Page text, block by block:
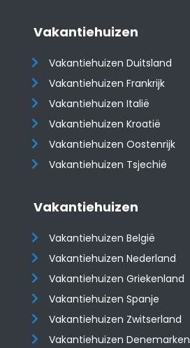
Vakantiehuizen
Vakantiehuizen Duitsland
Vakantiehuizen Frankrijk
Vakantiehuizen Italië
Vakantiehuizen Kroatië
​​​​​​​Vakantiehuizen Oostenrijk
Vakantiehuizen Tsjechië
Vakantiehuizen
Vakantiehuizen België
Vakantiehuizen Nederland
Vakantiehuizen Griekenland
Vakantiehuizen Spanje
​​​​​​​Vakantiehuizen Zwitserland
Vakantiehuizen Denemarken